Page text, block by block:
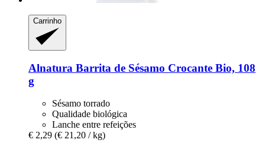
Carrinho
Alnatura Barrita de Sésamo Crocante Bio, 108
g
Sésamo torrado
Qualidade biológica
Lanche entre refeições
€ 2,29 (€ 21,20 / kg)